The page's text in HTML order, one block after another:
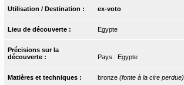
Utilisation / Destination : ex-voto
Lieu de découverte : Egypte
Précisions sur la
découverte :
Pays : Egypte
Matières et techniques : bronze (fonte à la cire perdue)